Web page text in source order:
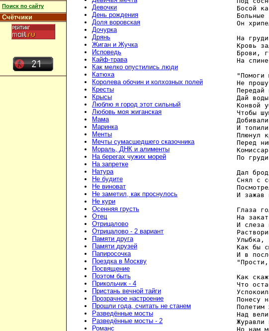
Поиск по сайту
Счётчики
Девочки
День рождения
Доля воровская
Дочурка
Дрянь
Жиган и Жучка
Исповедь
Кайф-трава
Как мелко опустились люди
Катюха
Королева обочин и колхозных полей
Кресты
Крысы
Люблю я город этот сильный
Любовь моя жиганская
Мама
Маринка
Менты
Мечты сумасшедшего сказочника
Мораль, ДНК и алименты
На берегах чужих морей
На запретке
Натура
Не будите
Не виноват
Не заметил, как проснулось
Не кури
Осенняя грусть
Отец
Отрицалово
Отрицалово - 2 вариант
Памяти друга
Памяти друзей
Папиросочка
Поездка в Москву
Посвящение
Поэтом быть
Прикольчик - 4
Пристань вечной тайги
Прозрачное настроение
Прошли года, считать не станем
Разведённые мосты
Разведённые мосты - 2
Романс
Босой
Больные
Он
На
Кровь
Брови,
На
Не
Передай
Дай
Конвой
Чтобы
И
Плюнул
Перед
По
Дал
Снял с
И зажав
Глаза
На
И слеза
Улыбка,
Как бы
И в
Как
Что
Понесу
Полетим
Над
Журавли